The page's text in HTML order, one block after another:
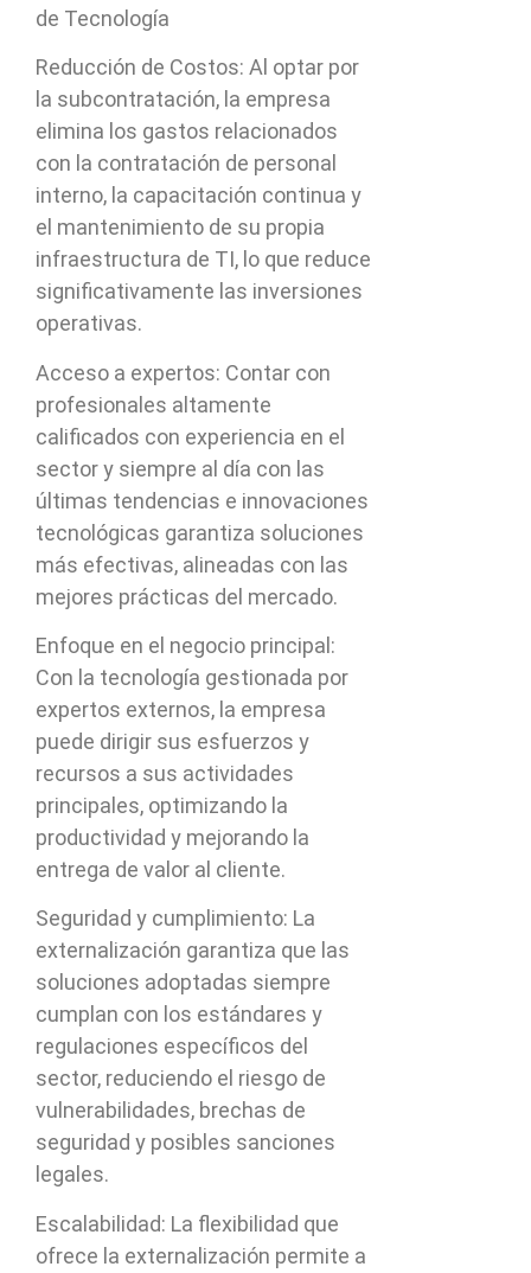
de Tecnología
Reducción de Costos: Al optar por
la subcontratación, la empresa
elimina los gastos relacionados
con la contratación de personal
interno, la capacitación continua y
el mantenimiento de su propia
infraestructura de TI, lo que reduce
significativamente las inversiones
operativas.
Acceso a expertos: Contar con
profesionales altamente
calificados con experiencia en el
sector y siempre al día con las
últimas tendencias e innovaciones
tecnológicas garantiza soluciones
más efectivas, alineadas con las
mejores prácticas del mercado.
Enfoque en el negocio principal:
Con la tecnología gestionada por
expertos externos, la empresa
puede dirigir sus esfuerzos y
recursos a sus actividades
principales, optimizando la
productividad y mejorando la
entrega de valor al cliente.
Seguridad y cumplimiento: La
externalización garantiza que las
soluciones adoptadas siempre
cumplan con los estándares y
regulaciones específicos del
sector, reduciendo el riesgo de
vulnerabilidades, brechas de
seguridad y posibles sanciones
legales.
Escalabilidad: La flexibilidad que
ofrece la externalización permite a